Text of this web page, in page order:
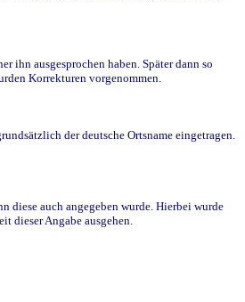
ihn ausgesprochen haben. Später dann so
Korrekturen vorgenommen.
der deutsche Ortsname eingetragen.
diese auch angegeben wurde. Hierbei wurde
dieser Angabe ausgehen.